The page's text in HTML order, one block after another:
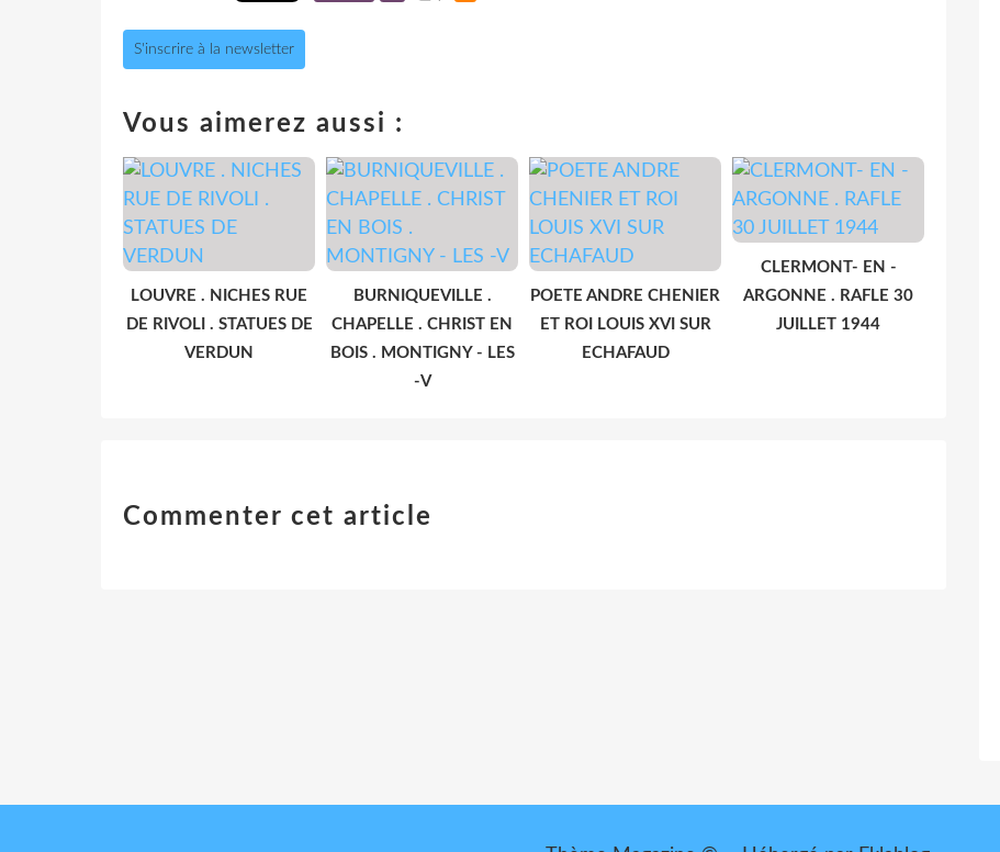
S'inscrire à la newsletter
Vous aimerez aussi :
LOUVRE . NICHES RUE
DE RIVOLI . STATUES DE
VERDUN
BURNIQUEVILLE .
CHAPELLE . CHRIST EN
BOIS . MONTIGNY - LES
-V
POETE ANDRE CHENIER
ET ROI LOUIS XVI SUR
ECHAFAUD
CLERMONT- EN -
ARGONNE . RAFLE 30
JUILLET 1944
Commenter cet article